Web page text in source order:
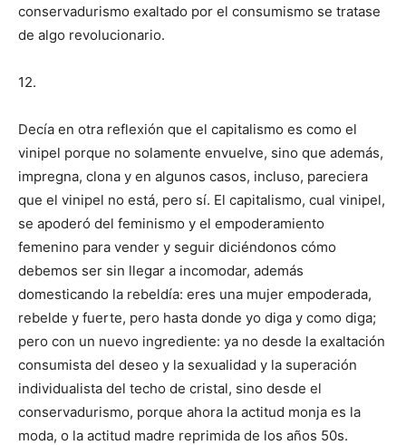
conservadurismo exaltado por el consumismo se tratase
de algo revolucionario.
12.
Decía en otra reflexión que el capitalismo es como el
vinipel porque no solamente envuelve, sino que además,
impregna, clona y en algunos casos, incluso, pareciera
que el vinipel no está, pero sí. El capitalismo, cual vinipel,
se apoderó del feminismo y el empoderamiento
femenino para vender y seguir diciéndonos cómo
debemos ser sin llegar a incomodar, además
domesticando la rebeldía: eres una mujer empoderada,
rebelde y fuerte, pero hasta donde yo diga y como diga;
pero con un nuevo ingrediente: ya no desde la exaltación
consumista del deseo y la sexualidad y la superación
individualista del techo de cristal, sino desde el
conservadurismo, porque ahora la actitud monja es la
moda, o la actitud madre reprimida de los años 50s.